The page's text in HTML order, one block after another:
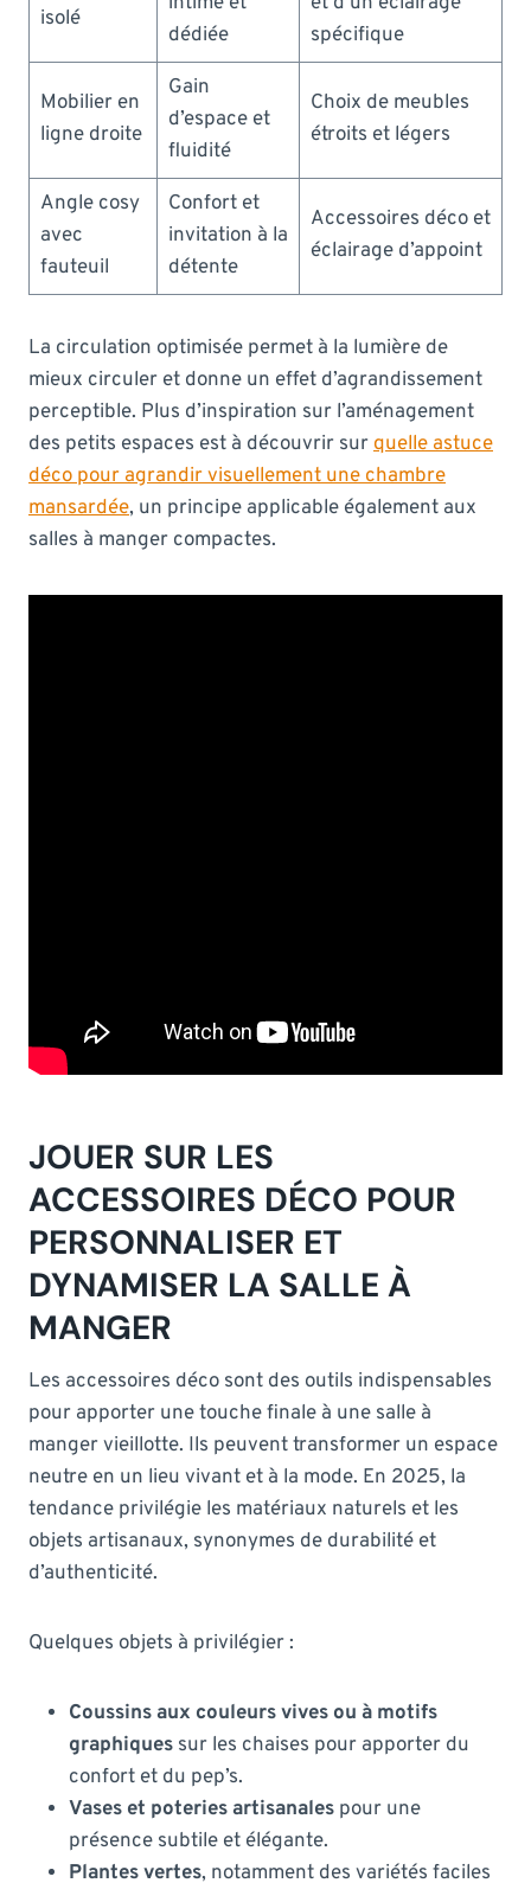
isolé
dédiée
spécifique
Mobilier en
ligne droite
Gain
d’espace et
fluidité
Choix de meubles
étroits et légers
Angle cosy
avec
fauteuil
Confort et
invitation à la
détente
Accessoires déco et
éclairage d’appoint
La circulation optimisée permet à la lumière de
mieux circuler et donne un effet d’agrandissement
perceptible. Plus d’inspiration sur l’aménagement
des petits espaces est à découvrir surquelle astuce
déco pour agrandir visuellement une chambre
mansardée, un principe applicable également aux
salles à manger compactes.
JOUER SUR LES
ACCESSOIRES DÉCO POUR
PERSONNALISER ET
DYNAMISER LA SALLE À
MANGER
Les accessoires déco sont des outils indispensables
pour apporter une touche finale à une salle à
manger vieillotte. Ils peuvent transformer un espace
neutre en un lieu vivant et à la mode. En 2025, la
tendance privilégie les matériaux naturels et les
objets artisanaux, synonymes de durabilité et
d’authenticité.
Quelques objets à privilégier :
Coussins aux couleurs vives ou à motifs
graphiques sur les chaises pour apporter du
confort et du pep’s.
Vases et poteries artisanales pour une
présence subtile et élégante.
Plantes vertes, notamment des variétés faciles